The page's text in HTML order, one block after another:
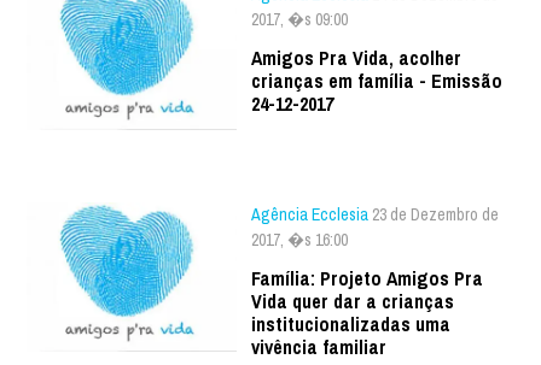
2017, �s 09:00
Amigos Pra Vida, acolher
crianças em família - Emissão
24-12-2017
Agência Ecclesia 23 de Dezembro de
2017, �s 16:00
Família: Projeto Amigos Pra
Vida quer dar a crianças
institucionalizadas uma
vivência familiar